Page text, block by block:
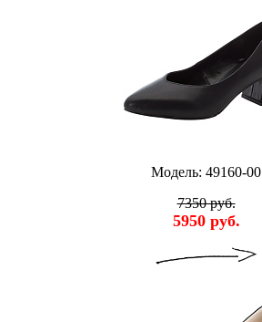
Модель: 49160-00
7350 руб.
5950 руб.